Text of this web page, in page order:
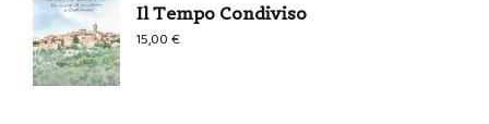
Il Tempo Condiviso
15,00€